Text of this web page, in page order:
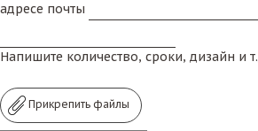
адресе почты
Напишите количество, сроки, дизайн и
Прикрепить файлы